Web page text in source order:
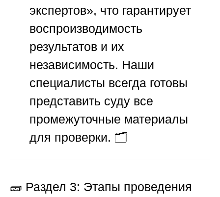
экспертов», что гарантирует
воспроизводимость
результатов и их
независимость. Наши
специалисты всегда готовы
представить суду все
промежуточные материалы
для проверки. 🗂️
🧱 Раздел 3: Этапы проведения